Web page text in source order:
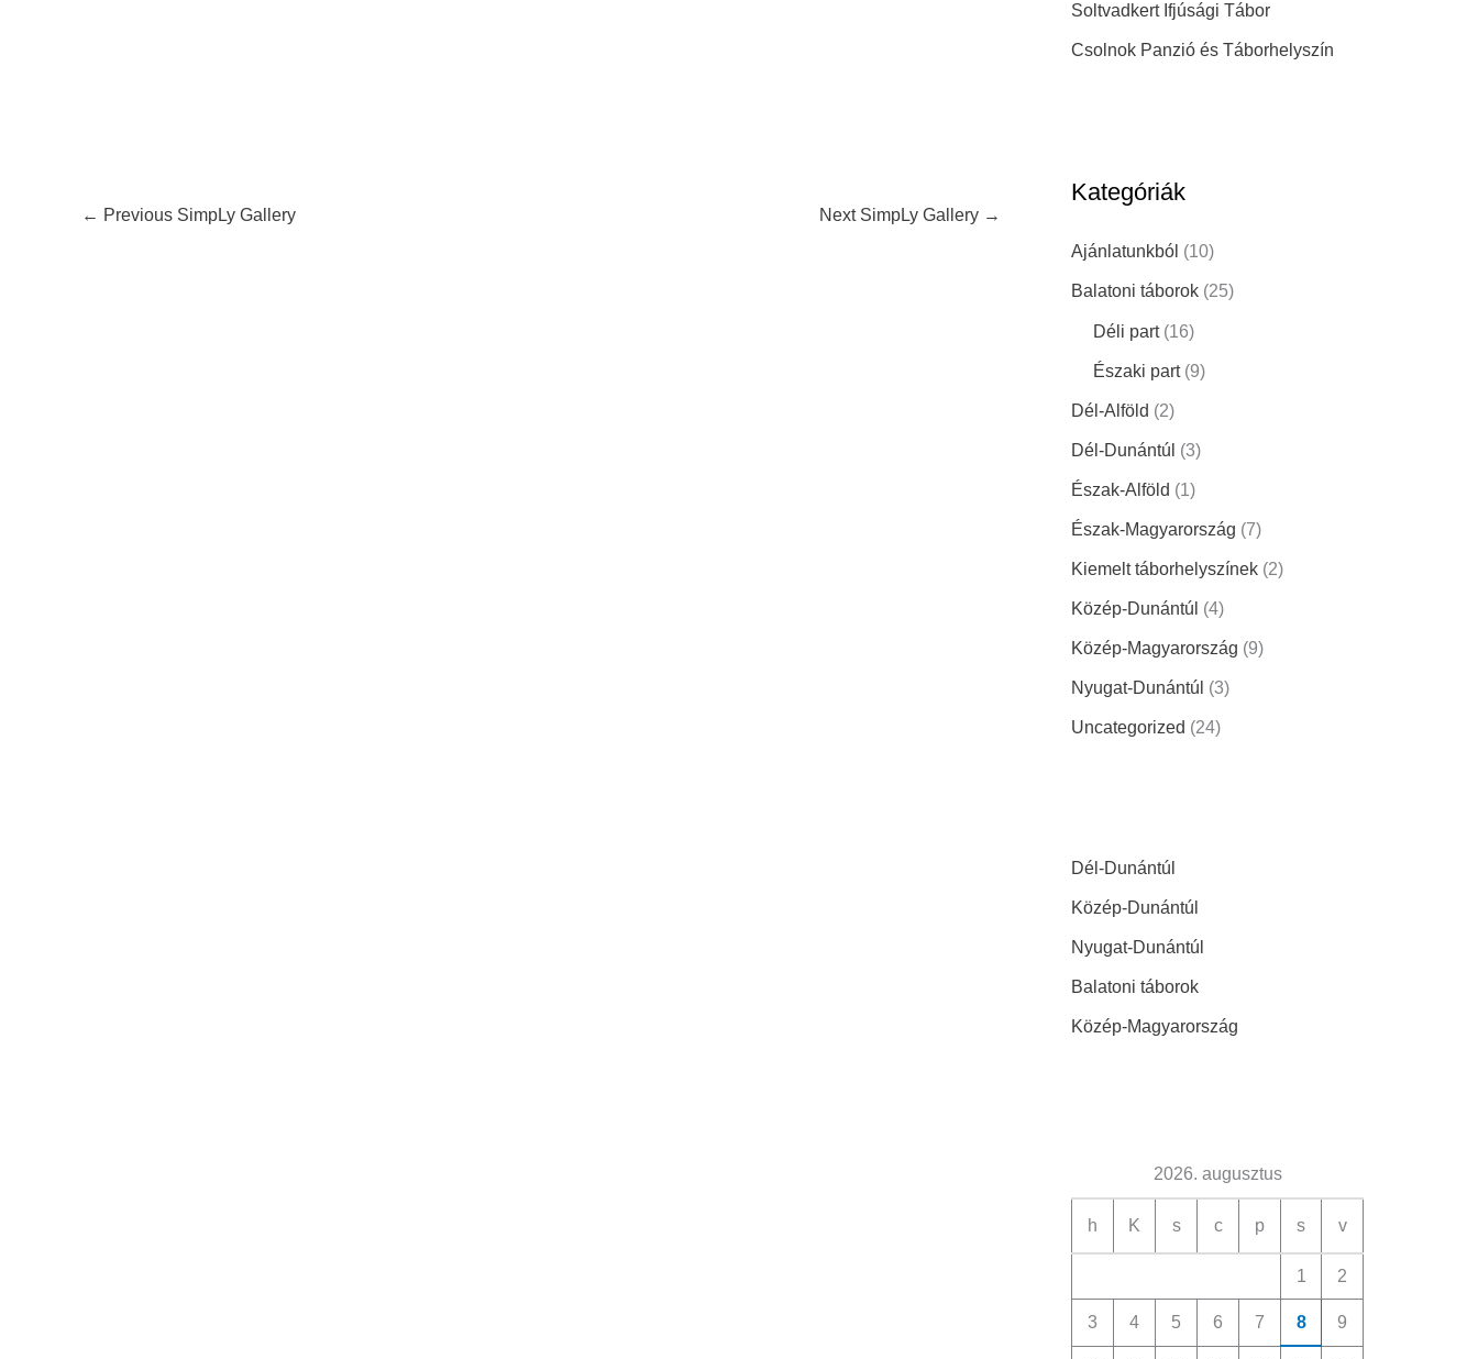
← Previous SimpLy Gallery Next SimpLy Gallery →
Soltvadkert Ifjúsági Tábor
Csolnok Panzió és Táborhelyszín
Kategóriák
Ajánlatunkból (10)
Balatoni táborok (25)
Déli part(16)
Északi part(9)
Dél-Alföld (2)
Dél-Dunántúl (3)
Észak-Alföld (1)
Észak-Magyarország (7)
Kiemelt táborhelyszínek (2)
Közép-Dunántúl (4)
Közép-Magyarország (9)
Nyugat-Dunántúl (3)
Uncategorized (24)
Dél-Dunántúl
Közép-Dunántúl
Nyugat-Dunántúl
Balatoni táborok
Közép-Magyarország
2026. augusztus
h K s c p s v
1 2
3 4 5 6 7 8 9